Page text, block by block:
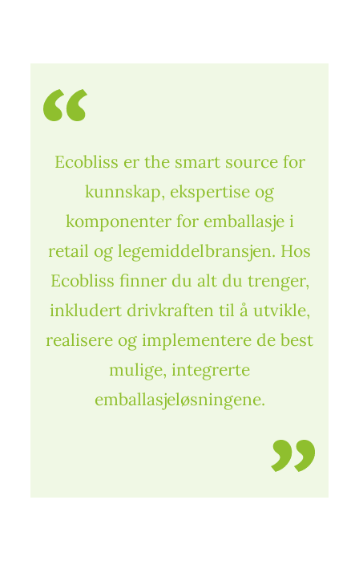
Ecobliss er the smart source for
kunnskap, ekspertise og
komponenter for emballasje i
retail og legemiddelbransjen. Hos
Ecobliss finner du alt du trenger,
inkludert drivkraften til å utvikle,
realisere og implementere de best
mulige, integrerte
emballasjeløsningene.